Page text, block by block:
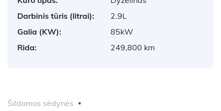
Darbinis tūris (litrai):
2.9L
Galia (KW):
85kW
Rida:
249,800 km
Šildomos sėdynės